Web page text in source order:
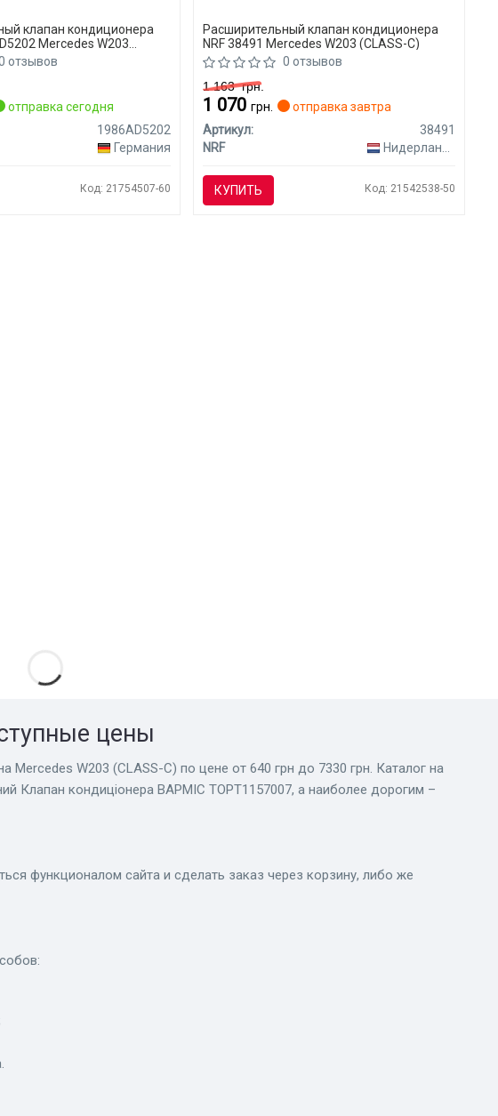
клапан кондиционера
Mercedes W203
отзывов
отправка сегодня
1986AD5202
Германия
Код: 21754507-60
Расширительный клапан кондиционера
NRF 38491 Mercedes W203 (CLASS-C)
0 отзывов
1 163грн.
1 070грн.
отправка завтра
Артикул:
38491
NRF
Нидерланды
КУПИТЬ Код: 21542538-50
цены
W203 (CLASS-C) по цене от 640 грн до 7330 грн. Каталог на
Клапан кондиціонера BAPMIC TOPT1157007, а наиболее дорогим –
функционалом сайта и сделать заказ через корзину, либо же